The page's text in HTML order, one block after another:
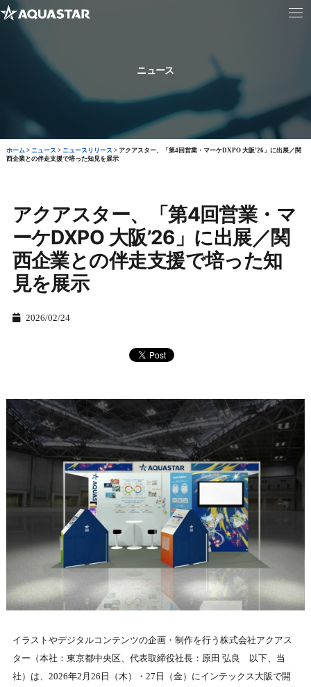
ニュース
ホーム> ニュース > ニュースリリース > アクアスター、「第4回営業・マーケDXPO 大阪’26」に出展／関
西企業との伴走支援で培った知見を展示
アクアスター、「第4回営業・マ
ーケDXPO 大阪’26」に出展／関
西企業との伴走支援で培った知
見を展示
2026/02/24
イラストやデジタルコンテンツの企画・制作を行う株式会社アクアス
ター（本社：東京都中央区、代表取締役社長：原田 弘良 以下、当
社）は、2026年2月26日（木）・27日（金）にインテックス大阪で開